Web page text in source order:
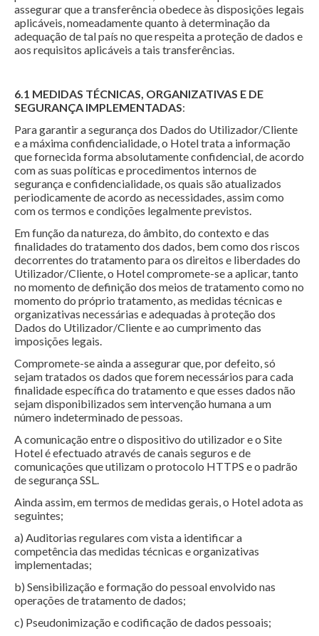
assegurar que a transferência obedece às disposições legais
aplicáveis, nomeadamente quanto à determinação da
adequação de tal país no que respeita a proteção de dados e
aos requisitos aplicáveis a tais transferências.
6.1 MEDIDAS TÉCNICAS, ORGANIZATIVAS E DE
SEGURANÇA IMPLEMENTADAS:
Para garantir a segurança dos Dados do Utilizador/Cliente
e a máxima confidencialidade, o Hotel trata a informação
que fornecida forma absolutamente confidencial, de acordo
com as suas políticas e procedimentos internos de
segurança e confidencialidade, os quais são atualizados
periodicamente de acordo as necessidades, assim como
com os termos e condições legalmente previstos.
Em função da natureza, do âmbito, do contexto e das
finalidades do tratamento dos dados, bem como dos riscos
decorrentes do tratamento para os direitos e liberdades do
Utilizador/Cliente, o Hotel compromete-se a aplicar, tanto
no momento de definição dos meios de tratamento como no
momento do próprio tratamento, as medidas técnicas e
organizativas necessárias e adequadas à proteção dos
Dados do Utilizador/Cliente e ao cumprimento das
imposições legais.
Compromete-se ainda a assegurar que, por defeito, só
sejam tratados os dados que forem necessários para cada
finalidade específica do tratamento e que esses dados não
sejam disponibilizados sem intervenção humana a um
número indeterminado de pessoas.
A comunicação entre o dispositivo do utilizador e o Site
Hotel é efectuado através de canais seguros e de
comunicações que utilizam o protocolo HTTPS e o padrão
de segurança SSL.
Ainda assim, em termos de medidas gerais, o Hotel adota as
seguintes;
a) Auditorias regulares com vista a identificar a
competência das medidas técnicas e organizativas
implementadas;
b) Sensibilização e formação do pessoal envolvido nas
operações de tratamento de dados;
c) Pseudonimização e codificação de dados pessoais;